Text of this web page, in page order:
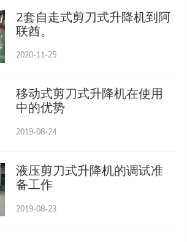
2套自走式剪刀式升降机到阿
联酋。
2020-11-25
移动式剪刀式升降机在使用
中的优势
2019-08-24
液压剪刀式升降机的调试准
备工作
2019-08-23